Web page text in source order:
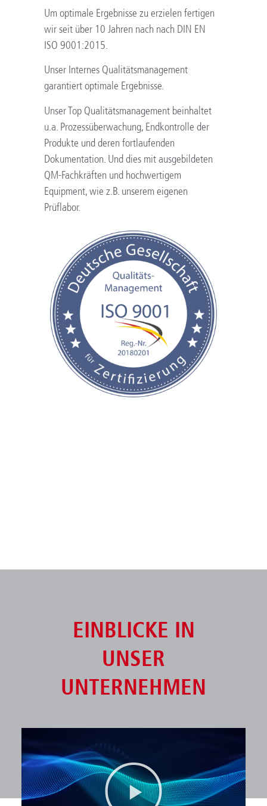
Um optimale Ergebnisse zu erzielen fertigen
wir seit über 10 Jahren nach nach DIN EN
ISO 9001:2015.
Unser Internes Qualitätsmanagement
garantiert optimale Ergebnisse.
Unser Top Qualitätsmanagement beinhaltet
u.a. Prozessüberwachung, Endkontrolle der
Produkte und deren fortlaufenden
Dokumentation. Und dies mit ausgebildeten
QM-Fachkräften und hochwertigem
Equipment, wie z.B. unserem eigenen
Prüflabor.
EINBLICKE IN
UNSER
UNTERNEHMEN